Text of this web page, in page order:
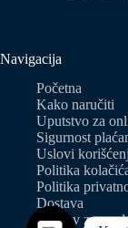
Navigacija
Početna
Kako naručiti
Uputstvo za
Sigurnost
Uslovi
Politika
Politika
Dostava
Zahtjev za